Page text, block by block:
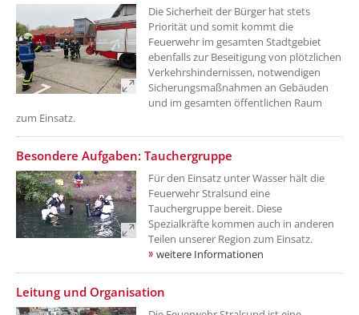
Die Sicherheit der Bürger hat stets
Priorität und somit kommt die
Feuerwehr im gesamten Stadtgebiet
ebenfalls zur Beseitigung von plötzlichen
Verkehrshindernissen, notwendigen
Sicherungsmaßnahmen an Gebäuden
und im gesamten öffentlichen Raum
zum Einsatz.
??? absaetzeOben[8]/titel ???
Besondere Aufgaben: Tauchergruppe
Für den Einsatz unter Wasser hält die
Feuerwehr Stralsund eine
Tauchergruppe bereit. Diese
Spezialkräfte kommen auch in anderen
Teilen unserer Region zum Einsatz.
weitere Informationen
??? absaetzeOben[9]/titel ???
Leitung und Organisation